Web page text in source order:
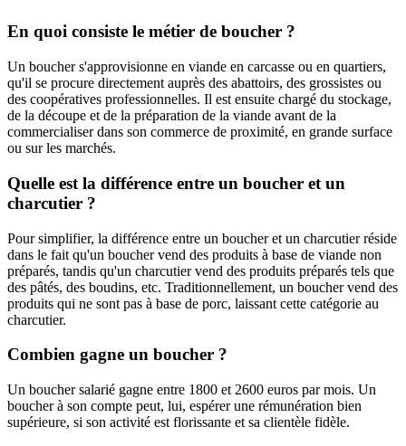
En quoi consiste le métier de boucher ?
Un boucher s'approvisionne en viande en carcasse ou en quartiers,
qu'il se procure directement auprès des abattoirs, des grossistes ou
des coopératives professionnelles. Il est ensuite chargé du stockage,
de la découpe et de la préparation de la viande avant de la
commercialiser dans son commerce de proximité, en grande surface
ou sur les marchés.
Quelle est la différence entre un boucher et un
charcutier ?
Pour simplifier, la différence entre un boucher et un charcutier réside
dans le fait qu'un boucher vend des produits à base de viande non
préparés, tandis qu'un charcutier vend des produits préparés tels que
des pâtés, des boudins, etc. Traditionnellement, un boucher vend des
produits qui ne sont pas à base de porc, laissant cette catégorie au
charcutier.
Combien gagne un boucher ?
Un boucher salarié gagne entre 1800 et 2600 euros par mois. Un
boucher à son compte peut, lui, espérer une rémunération bien
supérieure, si son activité est florissante et sa clientèle fidèle.